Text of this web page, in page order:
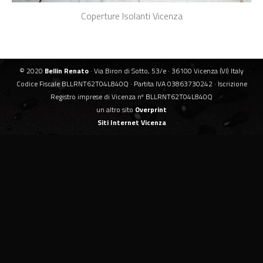
Coperture Isolanti Vicenza
© 2020 Bellin Renato · Via Biron di Sotto, 53/e · 36100 Vicenza (VI) Italy
Codice Fiscale BLLRNT62T04L840Q · Partita IVA 03863730242 · Iscrizione
Registro imprese di Vicenza nº BLLRNT62T04L840Q
un altro sito Overprint
Siti Internet Vicenza